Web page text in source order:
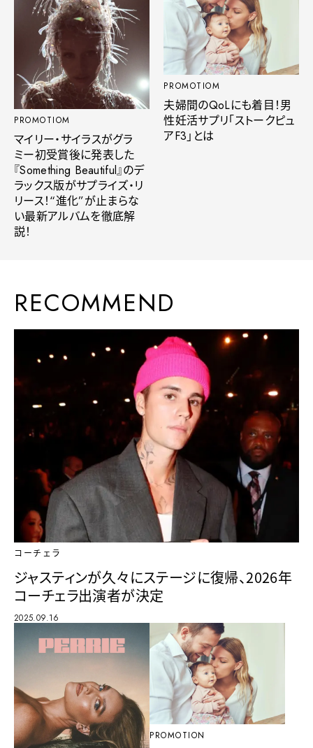
PROMOTIOM
マイリー・サイラスがグラ
ミー初受賞後に発表した
『Something Beautiful』のデ
ラックス版がサプライズ・リ
リース！“進化”が止まらな
い最新アルバムを徹底解
説！
PROMOTIOM
夫婦間のQoLにも着目！男
性妊活サプリ「ストークピュ
アF3」とは
RECOMMEND
コーチェラ
ジャスティンが久々にステージに復帰、2026年
コーチェラ出演者が決定
2025.09.16
PROMOTION